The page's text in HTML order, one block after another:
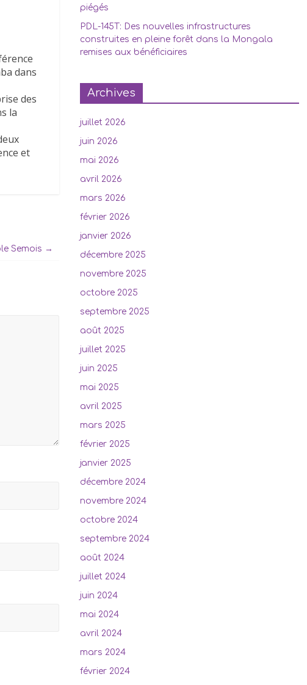
dans
des
la
et
Semois →
piégés
PDL-145T: Des nouvelles infrastructures
construites en pleine forêt dans la Mongala
remises aux bénéficiaires
Archives
juillet 2026
juin 2026
mai 2026
avril 2026
mars 2026
février 2026
janvier 2026
décembre 2025
novembre 2025
octobre 2025
septembre 2025
août 2025
juillet 2025
juin 2025
mai 2025
avril 2025
mars 2025
février 2025
janvier 2025
décembre 2024
novembre 2024
octobre 2024
septembre 2024
août 2024
juillet 2024
juin 2024
mai 2024
avril 2024
mars 2024
février 2024